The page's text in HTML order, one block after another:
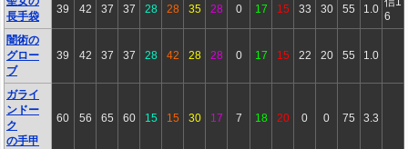
長手袋
39 42 37 37 28 28 35 28 0 17 15 33 30 55 1.0
6
闇術の
グロー
ブ
39 42 37 37 28 42 28 28 0 17 15 22 20 55 1.0
ガライ
ンドー
ク
の手甲
60 56 65 60 15 15 30 17 7 18 20 0 0 75 3.3